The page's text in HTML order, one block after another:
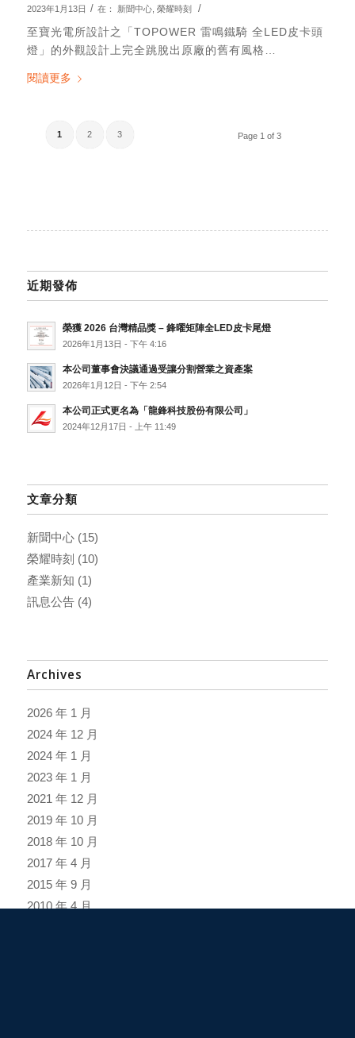
2023年1月13日 / 在： 新聞中心, 榮耀時刻 /
至寶光電所設計之「TOPOWER 雷鳴鐵騎 全LED皮卡頭
燈」的外觀設計上完全跳脫出原廠的舊有風格…
閱讀更多
Page 1 of 3
1 2 3
近期發佈
榮獲 2026 台灣精品獎 – 鋒曜矩陣全LED皮卡尾燈
2026年1月13日 - 下午 4:16
本公司董事會決議通過受讓分割營業之資產案
2026年1月12日 - 下午 2:54
本公司正式更名為「龍鋒科技股份有限公司」
2024年12月17日 - 上午 11:49
文章分類
新聞中心(15)
榮耀時刻 (10)
產業新知 (1)
訊息公告(4)
Archives
2026 年 1 月
2024 年 12 月
2024 年 1 月
2023 年 1 月
2021 年 12 月
2019 年 10 月
2018 年 10 月
2017 年 4 月
2015 年 9 月
2010 年 4 月